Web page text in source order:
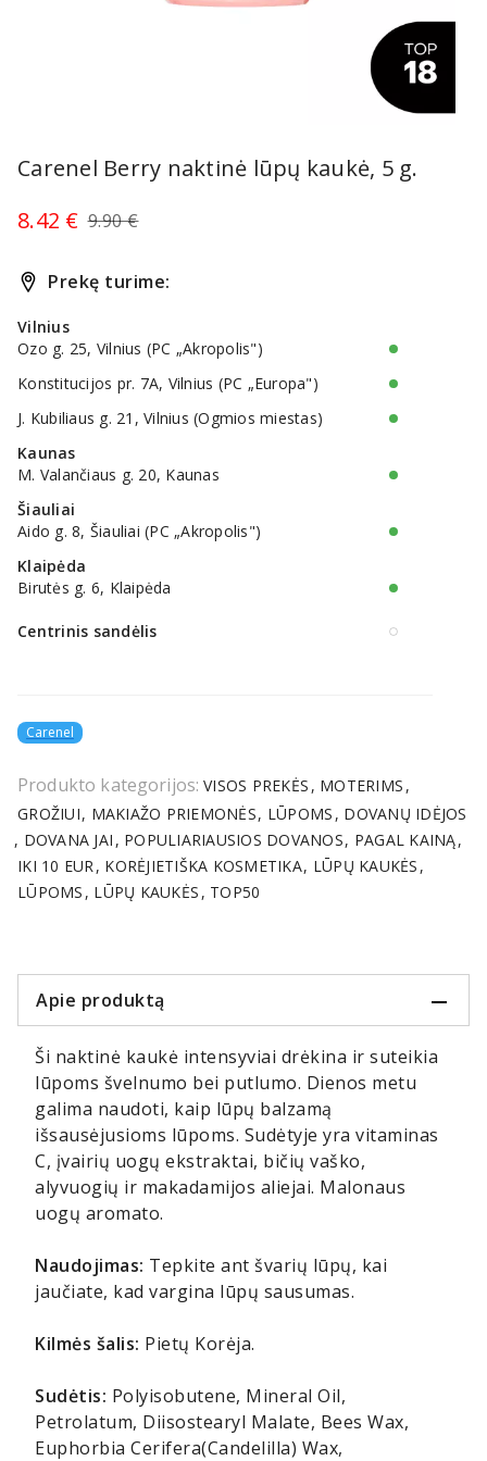
Carenel Berry naktinė lūpų kaukė, 5 g.
8.42 € 9.90 €
Prekę turime:
Vilnius
Ozo g. 25, Vilnius (PC „Akropolis")
Konstitucijos pr. 7A, Vilnius (PC „Europa")
J. Kubiliaus g. 21, Vilnius (Ogmios miestas)
Kaunas
M. Valančiaus g. 20, Kaunas
Šiauliai
Aido g. 8, Šiauliai (PC „Akropolis")
Klaipėda
Birutės g. 6, Klaipėda
Centrinis sandėlis
Carenel
Produkto kategorijos: VISOS PREKĖS MOTERIMS
GROŽIUI MAKIAŽO PRIEMONĖS LŪPOMS DOVANŲ IDĖJOS
DOVANA JAI POPULIARIAUSIOS DOVANOS PAGAL KAINĄ
IKI 10 EUR KORĖJIETIŠKA KOSMETIKA LŪPŲ KAUKĖS
LŪPOMS LŪPŲ KAUKĖS TOP50
Apie produktą
Ši naktinė kaukė intensyviai drėkina ir suteikia
lūpoms švelnumo bei putlumo. Dienos metu
galima naudoti, kaip lūpų balzamą
išsausėjusioms lūpoms. Sudėtyje yra vitaminas
C, įvairių uogų ekstraktai, bičių vaško,
alyvuogių ir makadamijos aliejai. Malonaus
uogų aromato.
Naudojimas: Tepkite ant švarių lūpų, kai
jaučiate, kad vargina lūpų sausumas.
Kilmės šalis: Pietų Korėja.
Sudėtis: Polyisobutene, Mineral Oil,
Petrolatum, Diisostearyl Malate, Bees Wax,
Euphorbia Cerifera(Candelilla) Wax,